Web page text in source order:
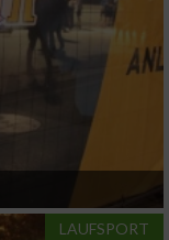
LAUFSPORT